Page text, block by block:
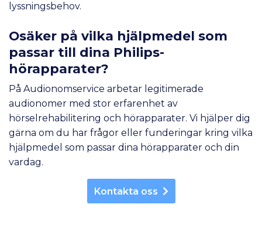
lyssningsbehov.
Osäker på vilka hjälpmedel som
passar till dina Philips-
hörapparater?
På Audionomservice arbetar legitimerade
audionomer med stor erfarenhet av
hörselrehabilitering och hörapparater. Vi hjälper dig
gärna om du har frågor eller funderingar kring vilka
hjälpmedel som passar dina hörapparater och din
vardag.
Kontakta oss